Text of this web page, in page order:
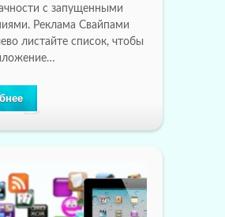
с запущенными
Реклама Свайпами
листайте список, чтобы